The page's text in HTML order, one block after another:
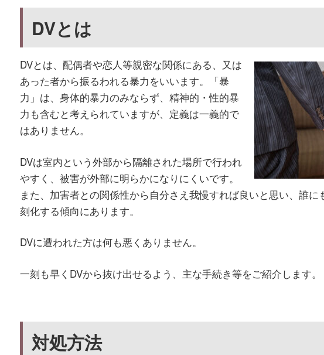
DVとは
DVとは、配偶者や恋人等親密な関係にある、又は
あった者から振るわれる暴力をいいます。「暴
力」は、身体的暴力のみならず、精神的・性的暴
力も含むと考えられていますが、定義は一義的で
はありません。
DVは室内という外部から隔離された場所で行われ
やすく、被害が外部に明らかになりにくいです。
また、加害者との関係性から自分さえ我慢すれば良いと思い、誰に
刻化する傾向にあります。
DVに遭われた方は何も悪くありません。
一刻も早くDVから抜け出せるよう、主な手続き等をご紹介します。
対処方法